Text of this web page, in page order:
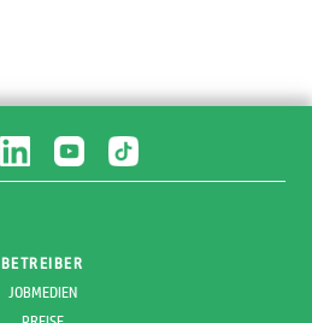
BETREIBER
JOBMEDIEN